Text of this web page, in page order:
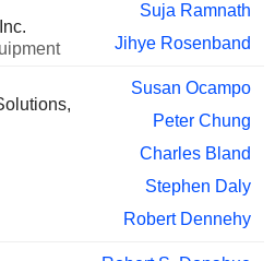
Suja Ramnath
Jihye Rosenband
Susan Ocampo
Peter Chung
Charles Bland
Stephen Daly
Robert Dennehy